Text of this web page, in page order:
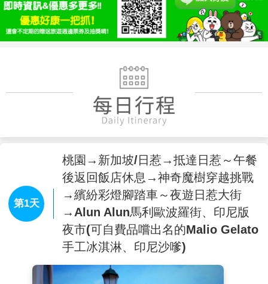
第1天
桃園→新加坡/日惹→抵達日惹～午餐
後返回飯店休息→神奇魔樹穿越挑戰
→繽紛彩燈腳踏車～夜遊日惹大街
→Alun Alun馬利歐波羅街、印尼版
夜市(可自費品嚐出名的Malio Gelato
手工冰淇淋、印尼沙嗲)